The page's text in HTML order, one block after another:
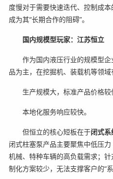
度慢对于需要快速迭代、控制成
成为其“长期合作的阻碍”。
国内规模型玩家：江苏恒立
作为国内液压行业的规模型
品为主，在挖掘机、装载机等领域
生产规模大，标准产品价格较
本地化服务响应较快。
但恒立的核心短板在于闭式系
闭式柱塞泵产品主要聚焦中低压
机械、特种车辆的高负载需求；
制化方案较少，无法支撑客户的“系